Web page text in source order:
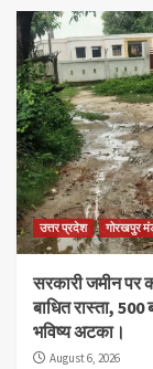
उत्तर प्रदेश गोरखपुर
सरकारी जमीन पर
बाधित रास्ता, 500
भविष्य अटका।
August 6, 2026